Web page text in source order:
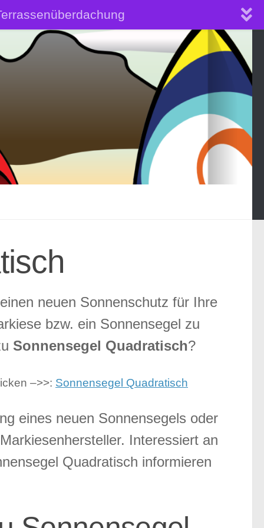
selber anbauen
neuen Sonnenschutz für Ihre
bzw. ein Sonnensegel zu
Sonnensegel Quadratisch?
–>>: Sonnensegel Quadratisch
eines neuen Sonnensegels oder
Interessiert an
Quadratisch informieren